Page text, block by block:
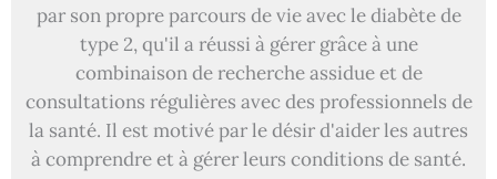
par son propre parcours de vie avec le diabète de
type 2, qu'il a réussi à gérer grâce à une
combinaison de recherche assidue et de
consultations régulières avec des professionnels de
la santé. Il est motivé par le désir d'aider les autres
à comprendre et à gérer leurs conditions de santé.